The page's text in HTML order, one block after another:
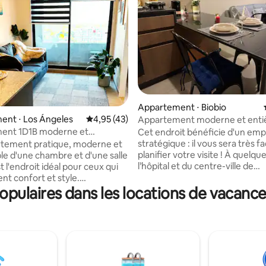
la base de 52 commentaires : 4,88 sur 5
⋅ Los Ángeles Évaluation moyenne sur la base de 43
4,95 (43)
1D1B moderne et
pratique, moderne et
d'une chambre et d'une salle
l'endroit idéal pour ceux qui
confort et style.
stratégique, à quelques
des supermarchés, de
une expérience de vie
Appartement ⋅ Biobio
Appartement moderne et
équipé à Biobio
Cet endroit bénéficie d'un
stratégique : il vous sera très
planifier votre visite ! À
l’hôpital et du centre-ville de
excellente avenue de la ville,
excellente connectivité et des
supermarché, un KFC, une
une cafétéria et une pharmacie,
dans les locations de